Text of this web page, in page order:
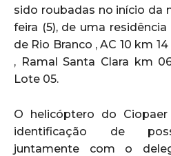
sido roubadas no início da
feira (5), de uma
de Rio Branco , AC 10 km
, Ramal Santa Clara km
Lote 05.
O helicóptero do
identificação de
juntamente com o